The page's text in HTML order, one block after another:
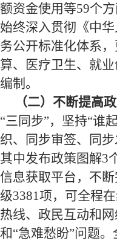
额资金使用 等59个方
始终深入贯彻《中
务公开标准化体系，
算、医疗卫生、就
编制。
（二）不断提高
“三同步”，坚持“谁
织、同步审签、同
其中发布政策图解3
信息获取平台，不
级3381项， 可全程
热线、政民互动和
和“急难愁盼”问题